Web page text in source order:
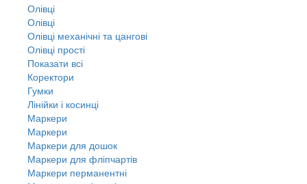
Олівці
Олівці
Олівці механічні та цангові
Олівці прості
Показати всі
Коректори
Гумки
Лінійки і косинці
Маркери
Маркери
Маркери для дошок
Маркери для фліпчартів
Маркери перманентні